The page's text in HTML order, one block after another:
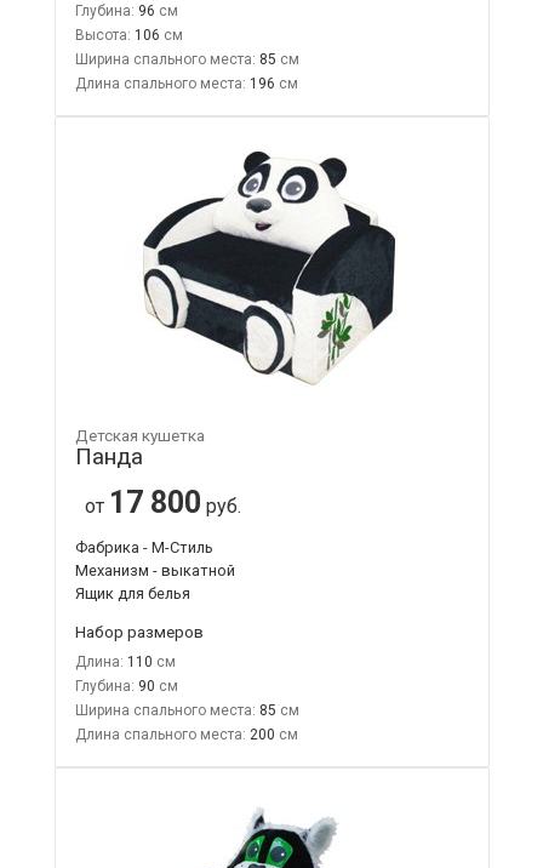
Глубина: 96
Высота: 106
Ширина спального места: 85
Длина спального места: 196
Детская кушетка
Панда
от 17 800 руб.
Фабрика - М-Стиль
Механизм - выкатной
Ящик для белья
Набор размеров
Длина: 110
Глубина: 90
Ширина спального места: 85
Длина спального места: 200